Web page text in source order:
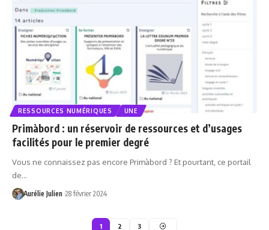
RESSOURCES NUMÉRIQUES UNE
Primàbord : un réservoir de ressources et d’usages
facilités pour le premier degré
Vous ne connaissez pas encore Primàbord ? Et pourtant, ce portail
de…
Aurélie Julien 28 février 2024
1 2 3